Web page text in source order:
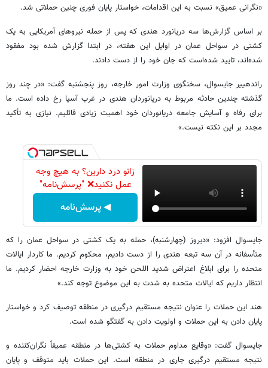
«نگرانی عمیق» نسبت به این اقدامات، خواستار پایان فوری چنین حملاتی شد.
بر اساس گزارش‌ها سه دریانورد هندی که پس از حمله نیروهای آمریکایی به یک
کشتی در سواحل عمان در اوایل این هفته، در ابتدا گزارش شده بود مفقود
شده‌اند، تایید شده‌است که جان خود را از دست دادند.
راندهییر جایسوال، سخنگوی وزارت امور خارجه، روز پنجشنبه گفت: «در چند روز
گذشته چندین حادثه مربوط به دریانوردان هندی در غرب آسیا رخ داده است. ما
برای رفاه و آسایش جامعه دریانوردان خود اهمیت زیادی قائلیم. نیازی به تأکید
مجدد بر این نکته نیست.»
زانو درد دارین؟ به هیچ وجه
عمل نکنید❌ "پرسش‌نامه"
◀ پرسش‌نامه
جایسوال افزود: «دیروز (چهارشنبه)، حمله به یک کشتی در سواحل عمان را که
متأسفانه در آن سه تبعه هندی را از دست دادیم، محکوم کردیم. ما کاردار ایالات
متحده را برای ابلاغ اعتراض شدید اللحن خود به وزارت خارجه احضار کردیم. ما
انتظار داریم که ایالات متحده به شدت به این موضوع توجه کند.»
هند این حملات را عنوان نتیجه مستقیم درگیری در منطقه توصیف کرد و خواستار
پایان دادن به این حملات و اولویت دادن به گفتگو شده است.
جایسوال گفت: «وقایع مداوم حملات به کشتی‌ها در منطقه عمیقاً نگران‌کننده و
نتیجه مستقیم درگیری جاری در منطقه است. این حملات باید متوقف و پایان